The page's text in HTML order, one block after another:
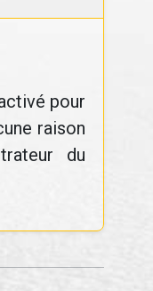
pour
raison
du